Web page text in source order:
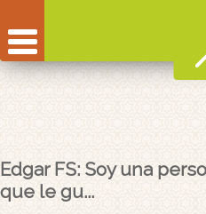
Edgar FS: Soy una
que le gu...